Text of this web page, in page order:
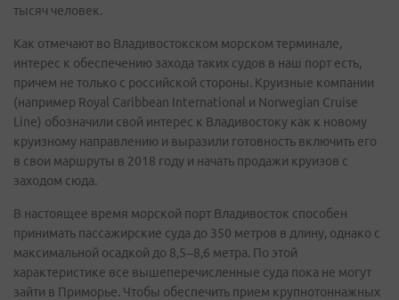
тысяч человек.
Как отмечают во Владивостокском морском терминале,
интерес к обеспечению захода таких судов в наш порт есть,
причем не только с российской стороны. Круизные компании
(например Royal Caribbean International и Norwegian Cruise
Line) обозначили свой интерес к Владивостоку как к новому
круизному направлению и выразили готовность включить его
в свои маршруты в 2018 году и начать продажи круизов с
заходом сюда.
В настоящее время морской порт Владивосток способен
принимать пассажирские суда до 350 метров в длину, однако с
максимальной осадкой до 8,5–8,6 метра. По этой
характеристике все вышеперечисленные суда пока не могут
зайти в Приморье. Чтобы обеспечить прием крупнотоннажных